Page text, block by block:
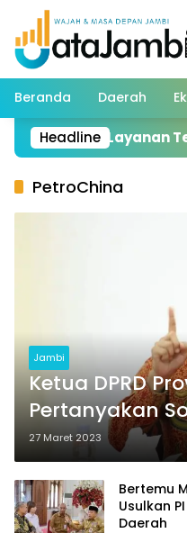
Langsung
konten
Beranda Daerah
Headline
Layanan
PetroChina
Jambi
Ketua DPRD
Pertanyakan
Antam Hingga
Jambi
27 Maret 2023
Bertemu
Usulkan
Daerah